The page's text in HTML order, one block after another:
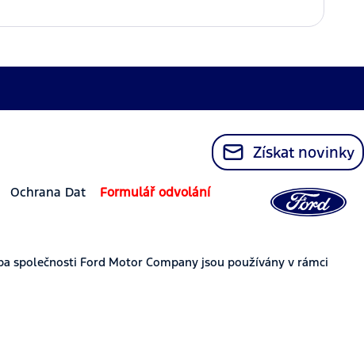
Získat novinky
Ochrana Dat
Formulář odvolání
společnosti Ford Motor Company jsou používány v rámci